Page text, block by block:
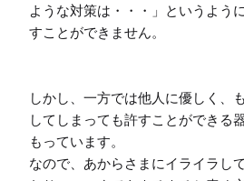
ような対策は・・・」というよう
すことができません。
しかし、一方では他人に優しく、
してしまっても許すことができる
もっています。
なので、あからさまにイライラし